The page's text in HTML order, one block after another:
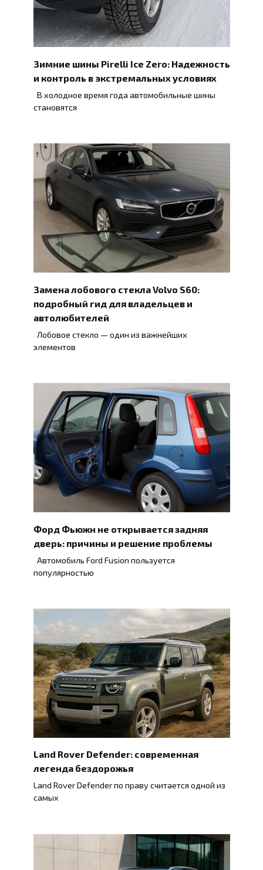
Зимние шины Pirelli Ice Zero: Надежность
и контроль в экстремальных условиях
В холодное время года автомобильные шины
становятся
Замена лобового стекла Volvo S60:
подробный гид для владельцев и
автолюбителей
Лобовое стекло — один из важнейших
элементов
Форд Фьюжн не открывается задняя
дверь: причины и решение проблемы
Автомобиль Ford Fusion пользуется
популярностью
Land Rover Defender: современная
легенда бездорожья
Land Rover Defender по праву считается одной из
самых